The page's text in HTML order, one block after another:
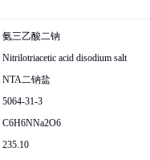
氨三乙酸二钠
Nitrilotriacetic acid disodium salt
NTA二钠盐
5064-31-3
C6H6NNa2O6
235.10